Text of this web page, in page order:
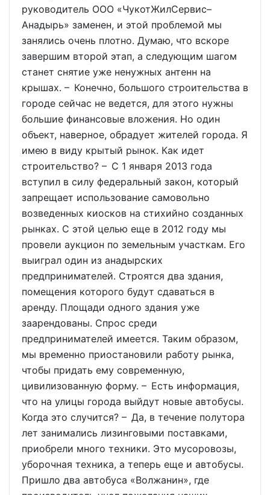
руководитель ООО «ЧукотЖилСервис–
Анадырь» заменен, и этой проблемой мы
занялись очень плотно. Думаю, что вскоре
завершим второй этап, а следующим шагом
станет снятие уже ненужных антенн на
крышах. – Конечно, большого строительства в
городе сейчас не ведется, для этого нужны
большие финансовые вложения. Но один
объект, наверное, обрадует жителей города. Я
имею в виду крытый рынок. Как идет
строительство? – С 1 января 2013 года
вступил в силу федеральный закон, который
запрещает использование самовольно
возведенных киосков на стихийно созданных
рынках. С этой целью еще в 2012 году мы
провели аукцион по земельным участкам. Его
выиграл один из анадырских
предпринимателей. Строятся два здания,
помещения которого будут сдаваться в
аренду. Площади одного здания уже
заарендованы. Спрос среди
предпринимателей имеется. Таким образом,
мы временно приостановили работу рынка,
чтобы придать ему современную,
цивилизованную форму. – Есть информация,
что на улицы города выйдут новые автобусы.
Когда это случится? – Да, в течение полутора
лет занимались лизинговыми поставками,
приобрели много техники. Это мусоровозы,
уборочная техника, а теперь еще и автобусы.
Пришло два автобуса «Волжанин», где